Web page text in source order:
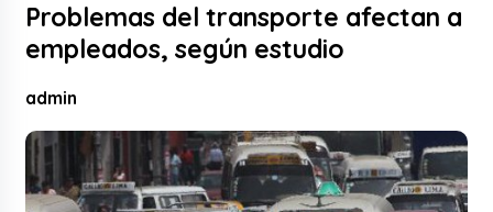
Problemas del transporte afectan a
empleados, según estudio
admin